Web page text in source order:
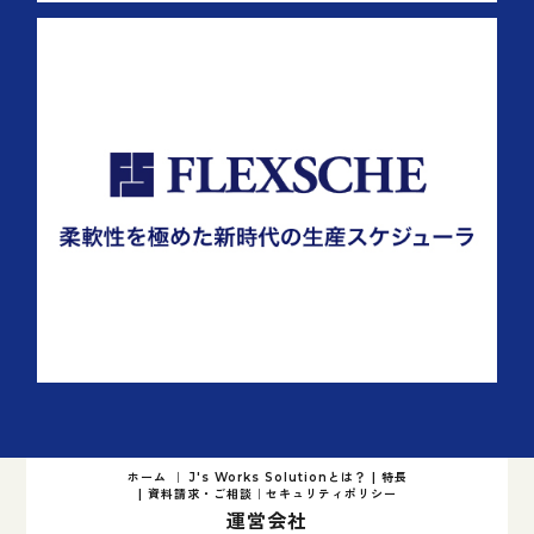
ホーム ｜J's Works Solutionとは？
特長
資料請求・ご相談 セキュリティポリシー
運営会社